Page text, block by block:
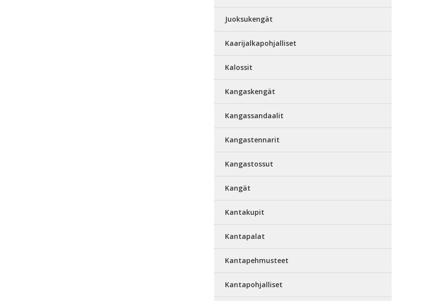
Juoksukengät
Kaarijalkapohjalliset
Kalossit
Kangaskengät
Kangassandaalit
Kangastennarit
Kangastossut
Kangät
Kantakupit
Kantapalat
Kantapehmusteet
Kantapohjalliset